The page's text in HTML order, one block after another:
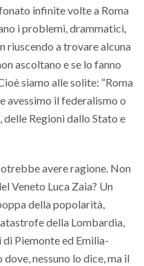
infinite volte a Roma
i problemi, drammatici,
riuscendo a trovare alcuna
ascoltano e se lo fanno
siamo alle solite: “Roma
avessimo il federalismo o
Regioni dallo Stato e
avere ragione. Non
Veneto Luca Zaia? Un
della popolarità,
della Lombardia,
Piemonte ed Emilia-
nessuno lo dice, ma il